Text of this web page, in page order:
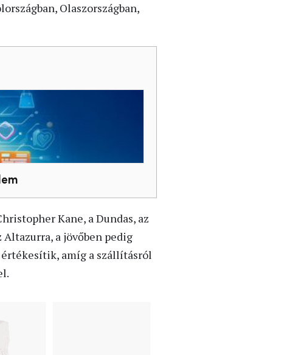
Olaszországban,
Kane, a Dundas, az
Altazurra, a jövőben pedig
amíg a szállításról